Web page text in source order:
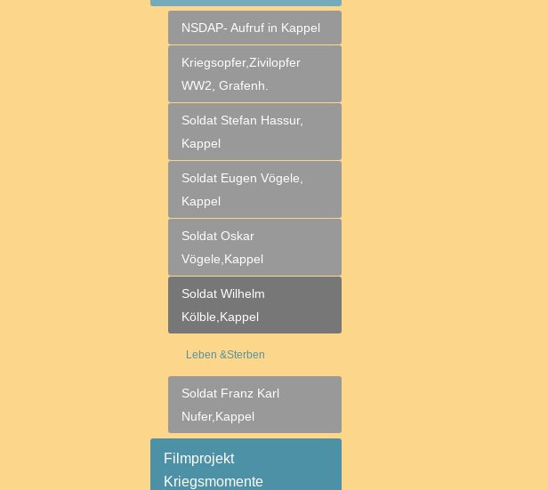
NSDAP- Aufruf in Kappel
Kriegsopfer,Zivilopfer
WW2, Grafenh.
Soldat Stefan Hassur,
Kappel
Soldat Eugen Vögele,
Kappel
Soldat Oskar
Vögele,Kappel
Soldat Wilhelm
Kölble,Kappel
Leben &Sterben
Soldat Franz Karl
Nufer,Kappel
Filmprojekt
Kriegsmomente